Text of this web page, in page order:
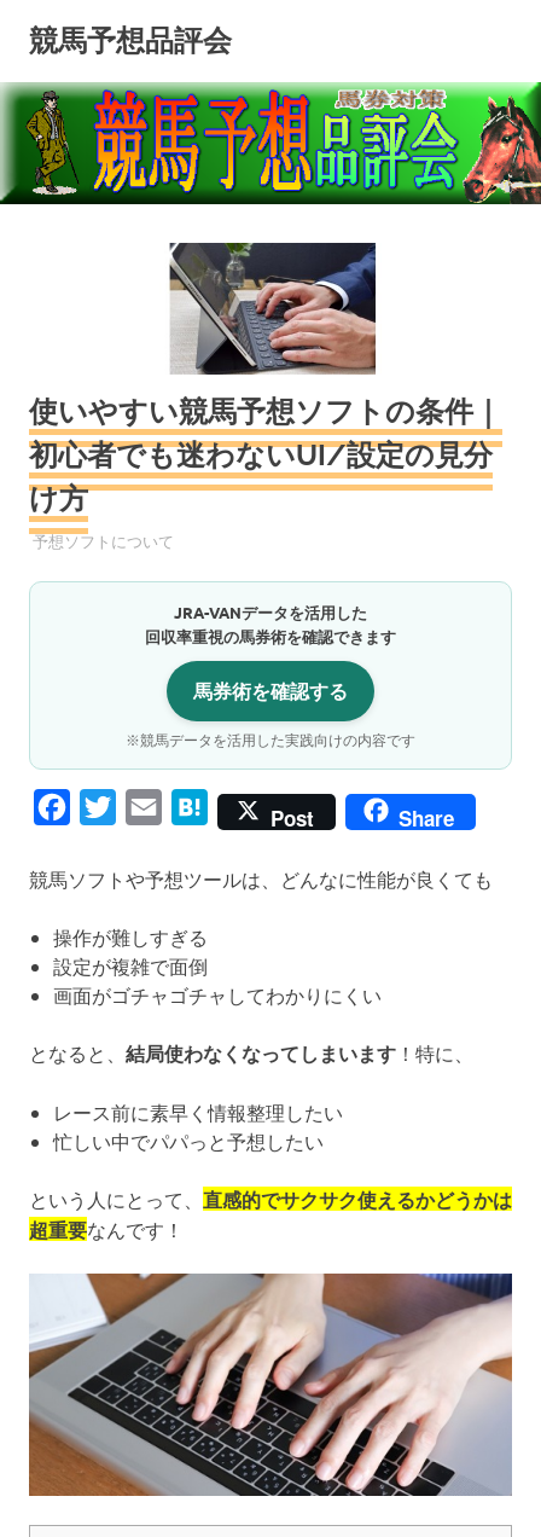
ン
ス
競馬予想品評会
使いやすい競馬予想ソフトの条件｜
初心者でも迷わないUI/設定の見分
け方
競馬予想
予想ソフトについて
JRA-VANデータを活用した
回収率重視の馬券術を確認できます
馬券術を確認する
※競馬データを活用した実践向けの内容です
Facebook
Twitter Email Hatena Post Share
競馬ソフトや予想ツールは、どんなに性能が良くても
操作が難しすぎる
設定が複雑で面倒
画面がゴチャゴチャしてわかりにくい
となると、 結局使わなくなってしまいます ！特に、
レース前に素早く情報整理したい
忙しい中でパパっと予想したい
という人にとって、 直感的でサクサク使えるかどうかは
超重要なんです！